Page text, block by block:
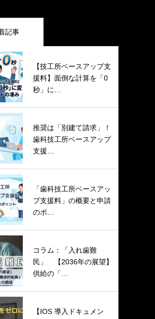
記事
【技工所ベースアップ支
援料】面倒な計算を「0
秒」に…
推奨は「別建て請求」！
歯科技工所ベースアップ
支援…
「歯科技工所ベースアッ
プ支援料」の概要と申請
のポ…
コラム：「入れ歯難
民」 【2036年の展望】
供給の「…
【IOS 導入ドキュメン